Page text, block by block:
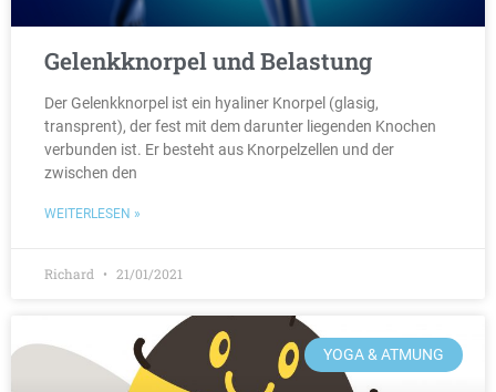
Gelenkknorpel und Belastung
Der Gelenkknorpel ist ein hyaliner Knorpel (glasig,
transprent), der fest mit dem darunter liegenden Knochen
verbunden ist. Er besteht aus Knorpelzellen und der
zwischen den
WEITERLESEN »
Richard 21/01/2021
YOGA & ATMUNG